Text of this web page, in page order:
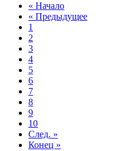
« Начало
« Предыдущее
1
2
3
4
5
6
7
8
9
10
След. »
Конец »